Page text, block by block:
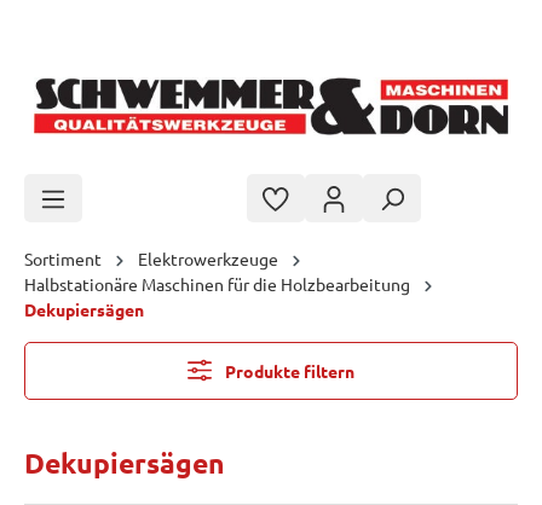
Sortiment
Elektrowerkzeuge
Halbstationäre Maschinen für die Holzbearbeitung
Dekupiersägen
Produkte filtern
Dekupiersägen